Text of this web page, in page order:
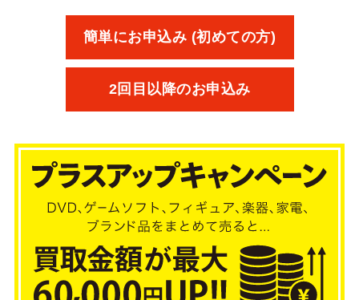
簡単にお申込み (初めての方)
2回目以降のお申込み